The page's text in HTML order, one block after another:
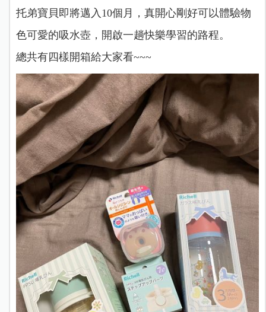
托弟寶貝即將邁入10個月，真開心剛好可以體驗物
色可愛的吸水壺，開啟一趟快樂學習的路程。
總共有四樣開箱給大家看~~~